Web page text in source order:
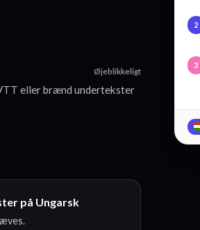
Øjeblikkeligt
eller brænd undertekster
på Ungarsk
2
3